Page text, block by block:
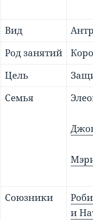
Вид
Род занятий
Цель
Семья
Союзники
и